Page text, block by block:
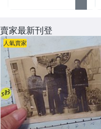
賣家最新刊登
人氣賣家